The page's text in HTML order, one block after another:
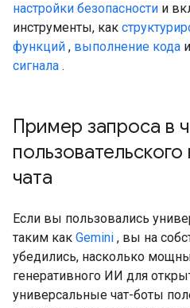
настройки безопасности и
инструменты, как
функций , выполнение кода и
сигнала .
Пример запроса в
чата
Если вы пользовались
таким как Gemini , вы на
убедились, насколько
генеративного ИИ для
универсальные чат-боты